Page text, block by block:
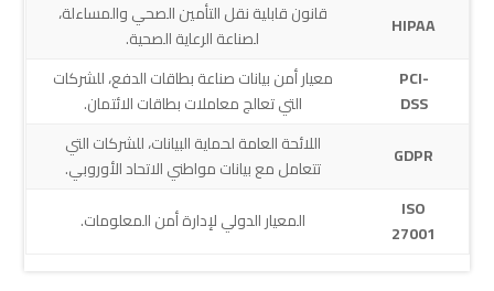
HIPAA
قانون قابلية نقل التأمين الصحي والمساءلة،
لصناعة الرعاية الصحية.
PCI-
DSS
معيار أمن بيانات صناعة بطاقات الدفع، للشركات
التي تعالج معاملات بطاقات الائتمان.
GDPR
اللائحة العامة لحماية البيانات، للشركات التي
تتعامل مع بيانات مواطني الاتحاد الأوروبي.
ISO
27001
المعيار الدولي لإدارة أمن المعلومات.